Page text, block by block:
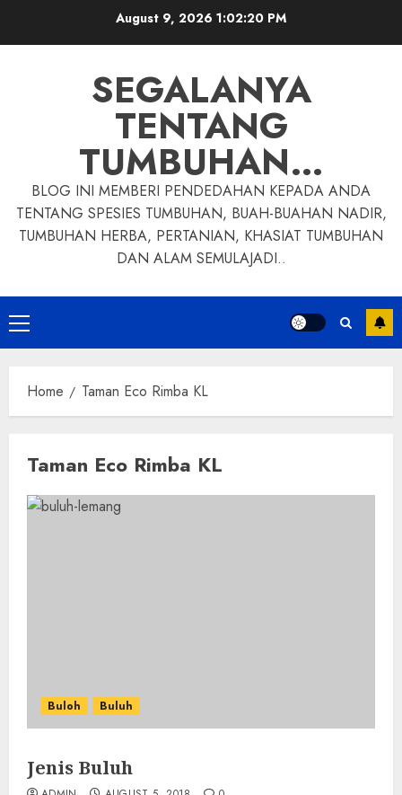
August 9, 20261:02:21 PM
SEGALANYA
TENTANG
TUMBUHAN…
BLOG INI MEMBERI PENDEDAHAN KEPADA ANDA
TENTANG SPESIES TUMBUHAN, BUAH-BUAHAN NADIR,
TUMBUHAN HERBA, PERTANIAN, KHASIAT TUMBUHAN
DAN ALAM SEMULAJADI..
Primary
Menu
Home Taman Eco Rimba KL
Taman Eco Rimba KL
Buloh Buluh
Jenis Buluh